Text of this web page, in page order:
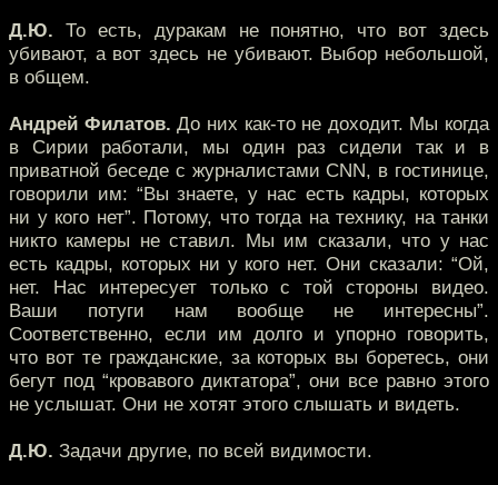
Д.Ю. То есть, дуракам не понятно, что вот здесь
убивают, а вот здесь не убивают. Выбор небольшой,
в общем.
Андрей Филатов. До них как-то не доходит. Мы когда
в Сирии работали, мы один раз сидели так и в
приватной беседе с журналистами CNN, в гостинице,
говорили им: “Вы знаете, у нас есть кадры, которых
ни у кого нет”. Потому, что тогда на технику, на танки
никто камеры не ставил. Мы им сказали, что у нас
есть кадры, которых ни у кого нет. Они сказали: “Ой,
нет. Нас интересует только с той стороны видео.
Ваши потуги нам вообще не интересны”.
Соответственно, если им долго и упорно говорить,
что вот те гражданские, за которых вы боретесь, они
бегут под “кровавого диктатора”, они все равно этого
не услышат. Они не хотят этого слышать и видеть.
Д.Ю. Задачи другие, по всей видимости.